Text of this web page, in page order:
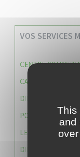
VOS SERVICES
CENTRE
CAISSE DES ÉCOLES
DIRECTION DES
POLICE
LE CABINET DU
DIRECTION DES
This
and